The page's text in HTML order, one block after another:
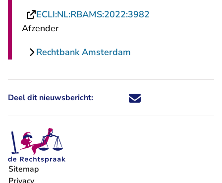
ECLI:NL:RBAMS:2022:3982
Afzender
Rechtbank Amsterdam
Deel dit nieuwsbericht: Deel dit nieuwsbericht via X -
Deel dit nieuwsbericht via
Deel dit nieuwsbericht
Deel dit
Sitemap